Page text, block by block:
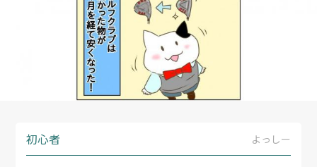
初心者 よっしー